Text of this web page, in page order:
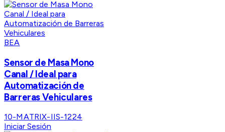
BEA
Sensor de Masa Mono
Canal / Ideal para
Automatización de
Barreras Vehiculares
10-MATRIX-IIS-1224
Iniciar Sesión